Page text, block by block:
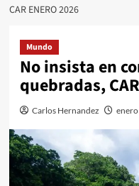
CAR ENERO 2026
Mundo
No insista en
quebradas,
Carlos Hernandez